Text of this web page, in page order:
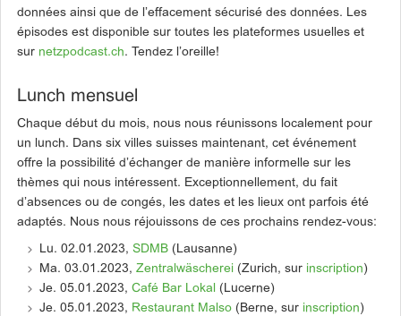
données ainsi que de l’effacement sécurisé des données. Les
épisodes est disponible sur toutes les plateformes usuelles et
sur netzpodcast.ch. Tendez l’oreille!
Lunch mensuel
Chaque début du mois, nous nous réunissons localement pour
un lunch. Dans six villes suisses maintenant, cet événement
offre la possibilité d’échanger de manière informelle sur les
thèmes qui nous intéressent. Exceptionnellement, du fait
d’absences ou de congés, les dates et les lieux ont parfois été
adaptés. Nous nous réjouissons de ces prochains rendez-vous:
Lu. 02.01.2023, SDMB (Lausanne)
Ma. 03.01.2023, Zentralwäscherei (Zurich, sur inscription)
Je. 05.01.2023, Café Bar Lokal
(Lucerne)
Je. 05.01.2023, Restaurant Malso (Berne, sur inscription)